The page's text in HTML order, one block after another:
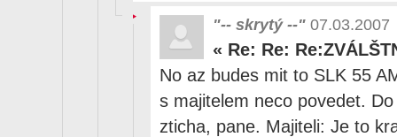
"-- skrytý --" 07.03.2007
« Re: Re:
No az budes mit to SLK 55
s majitelem neco povedet.
zticha, pane. Majiteli: Je to